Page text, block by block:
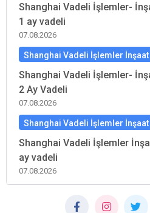
Shanghai Vadeli İşlemler-
1 ay vadeli
07.08.2026
Shanghai Vadeli İşlemler
Shanghai Vadeli İşlemler-
2 Ay Vadeli
07.08.2026
Shanghai Vadeli İşlemler
Shanghai Vadeli İşlemler
ay vadeli
07.08.2026